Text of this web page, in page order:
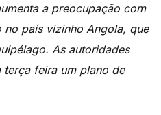
a preocupação com
país vizinho Angola, que
As autoridades
terça feira um plano de